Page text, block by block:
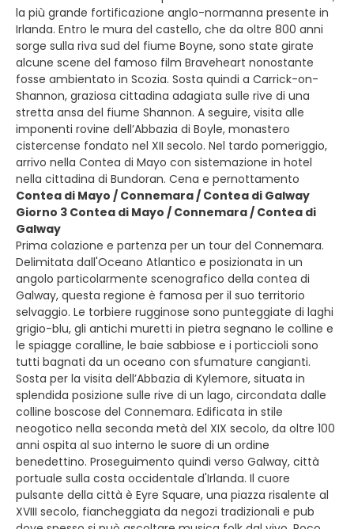
la più grande fortificazione anglo-normanna presente in
Irlanda. Entro le mura del castello, che da oltre 800 anni
sorge sulla riva sud del fiume Boyne, sono state girate
alcune scene del famoso film Braveheart nonostante
fosse ambientato in Scozia. Sosta quindi a Carrick-on-
Shannon, graziosa cittadina adagiata sulle rive di una
stretta ansa del fiume Shannon. A seguire, visita alle
imponenti rovine dell’Abbazia di Boyle, monastero
cistercense fondato nel XII secolo. Nel tardo pomeriggio,
arrivo nella Contea di Mayo con sistemazione in hotel
nella cittadina di Bundoran. Cena e pernottamento
Contea di Mayo / Connemara / Contea di Galway
Giorno 3 Contea di Mayo / Connemara / Contea di
Galway
Prima colazione e partenza per un tour del Connemara.
Delimitata dall'Oceano Atlantico e posizionata in un
angolo particolarmente scenografico della contea di
Galway, questa regione è famosa per il suo territorio
selvaggio. Le torbiere rugginose sono punteggiate di laghi
grigio-blu, gli antichi muretti in pietra segnano le colline e
le spiagge coralline, le baie sabbiose e i porticcioli sono
tutti bagnati da un oceano con sfumature cangianti.
Sosta per la visita dell’Abbazia di Kylemore, situata in
splendida posizione sulle rive di un lago, circondata dalle
colline boscose del Connemara. Edificata in stile
neogotico nella seconda metà del XIX secolo, da oltre 100
anni ospita al suo interno le suore di un ordine
benedettino. Proseguimento quindi verso Galway, città
portuale sulla costa occidentale d'Irlanda. Il cuore
pulsante della città è Eyre Square, una piazza risalente al
XVIII secolo, fiancheggiata da negozi tradizionali e pub